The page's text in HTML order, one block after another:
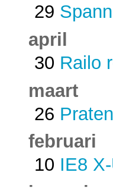
29
april
30 Railo
maart
26
februari
10 IE8